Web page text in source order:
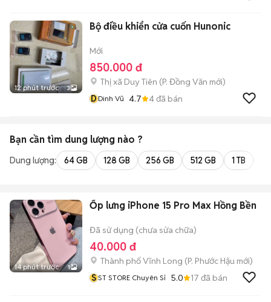
12 phút trước 3
Bộ điều khiển cửa cuốn Hunonic
Mới
850.000 đ
Thị xã Duy Tiên (P. Đồng Văn mới)
DDinh Vũ 4.7 4đã bán
Bạn cần tìm dung lượng nào ?
Dung lượng: 64 GB 128 GB 256 GB 512 GB 1 TB
14 phút trước 1
Ốp lưng iPhone 15 Pro Max Hồng Bền
Đã sử dụng (chưa sửa chữa)
40.000 đ
Thành phố Vĩnh Long (P. Phước Hậu mới)
S ST STORE Chuyên Sỉ 5.0 17 đã bán